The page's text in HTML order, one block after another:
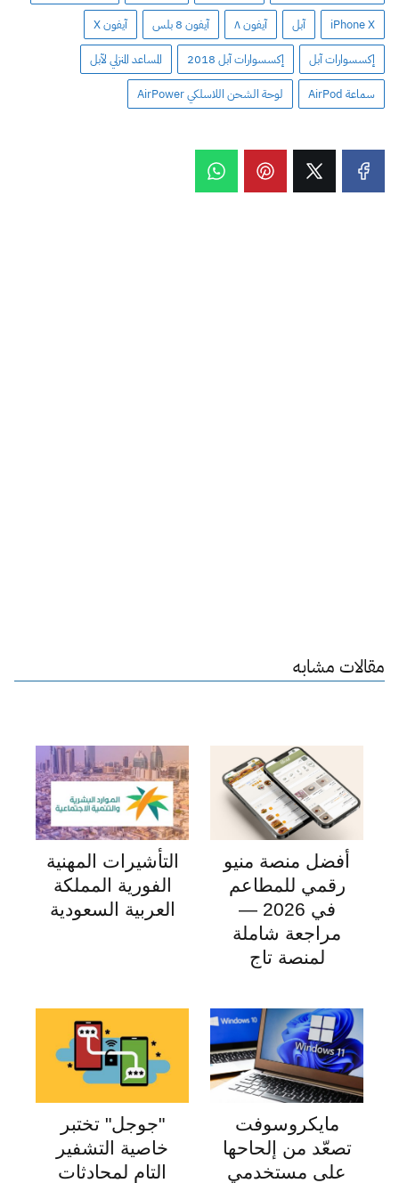
iPhone X آبل آيفون ٨ آيفون 8 بلس آيفون X
إكسسوارات آبل إكسسوارات آبل 2018 المساعد المنزلي لآبل
سماعة AirPod لوحة الشحن اللاسلكي AirPower
مقالات مشابه
أفضل منصة منيو
رقمي للمطاعم
في 2026 —
مراجعة شاملة
لمنصة تاج
التأشيرات المهنية
الفورية المملكة
العربية السعودية
مايكروسوفت
تصعّد من إلحاحها
على مستخدمي
"جوجل" تختبر
خاصية التشفير
التام لمحادثات